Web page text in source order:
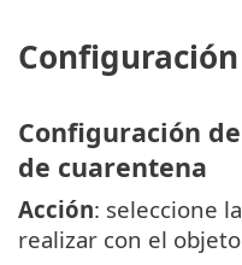
Configuración
Configuración
de cuarentena
Acción: seleccione
realizar con el